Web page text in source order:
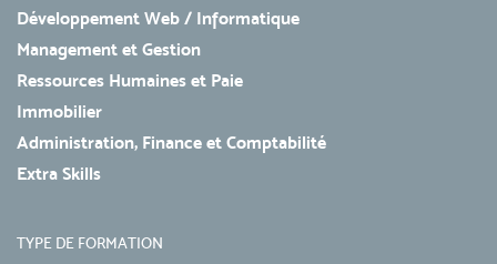
Développement Web / Informatique
Management et Gestion
Ressources Humaines et Paie
Immobilier
Administration, Finance et Comptabilité
Extra Skills
TYPE DE FORMATION